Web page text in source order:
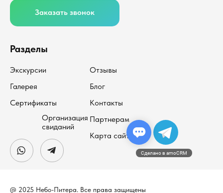
Разделы
Экскурсии
Галерея
Сертификаты
Отзывы
Контакты
Заказать звонок
Блог
Партнерам
Карта сайта
Организация
свиданий
@ 2025 Небо-Питера. Все права защищены
Сделано в amoCRM